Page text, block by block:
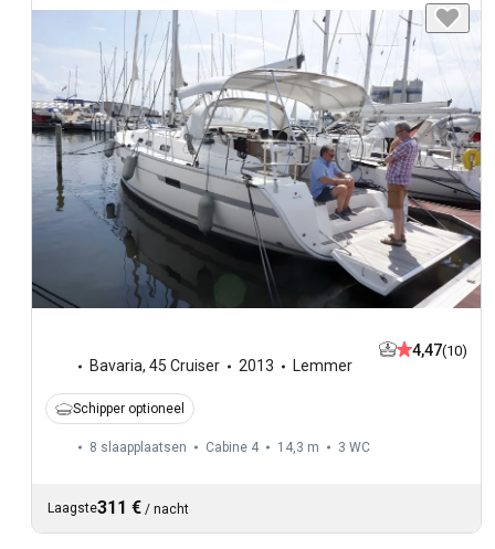
Bavaria, 45 Cruiser 2013 Lemmer
4,47(10)
Schipper optioneel
8 slaapplaatsen Cabine 4 14,3 m 3 WC
Laagste311 € / nacht